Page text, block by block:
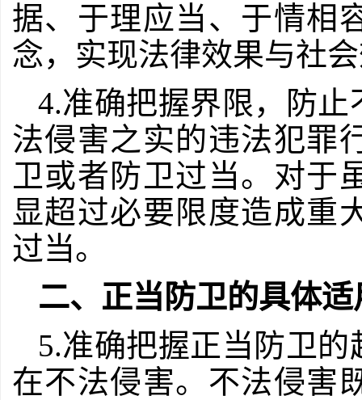
据、于理应当、于情相
念，实现法律效果与社
4.准确把握界限，防
法侵害之实的违法犯罪
卫或者防卫过当。对于
显超过必要限度造成重
过当。
二、正当防卫的具体适
5.准确把握正当防卫
在不法侵害。不法侵害